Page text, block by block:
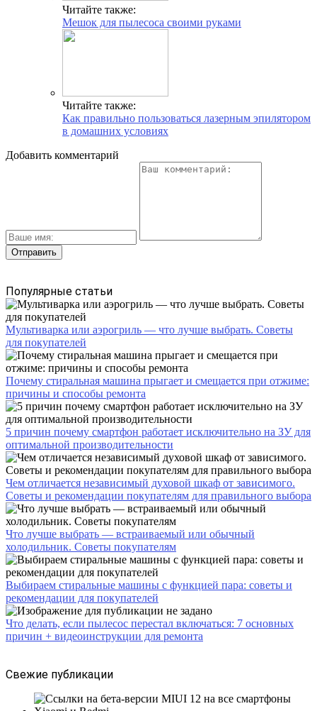
Читайте также:
Мешок для пылесоса своими руками
Читайте также:
Как правильно пользоваться лазерным эпилятором
в домашних условиях
Добавить комментарий
Популярные статьи
Мультиварка или аэрогриль — что лучше выбрать. Советы
для покупателей
Почему стиральная машина прыгает и смещается при отжиме:
причины и способы ремонта
5 причин почему смартфон работает исключительно на ЗУ для
оптимальной производительности
Чем отличается независимый духовой шкаф от зависимого.
Советы и рекомендации покупателям для правильного выбора
Что лучше выбрать — встраиваемый или обычный
холодильник. Советы покупателям
Выбираем стиральные машины с функцией пара: советы и
рекомендации для покупателей
Что делать, если пылесос перестал включаться: 7 основных
причин + видеоинструкции для ремонта
Свежие публикации